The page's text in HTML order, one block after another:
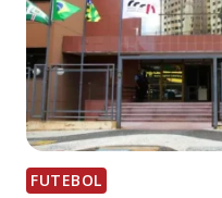
FUTEBOL